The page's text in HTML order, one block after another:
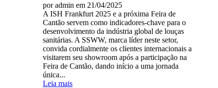
por admin em 21/04/2025
A ISH Frankfurt 2025 e a próxima Feira de
Cantão servem como indicadores-chave para o
desenvolvimento da indústria global de louças
sanitárias. A SSWW, marca líder neste setor,
convida cordialmente os clientes internacionais a
visitarem seu showroom após a participação na
Feira de Cantão, dando início a uma jornada
única...
Leia mais